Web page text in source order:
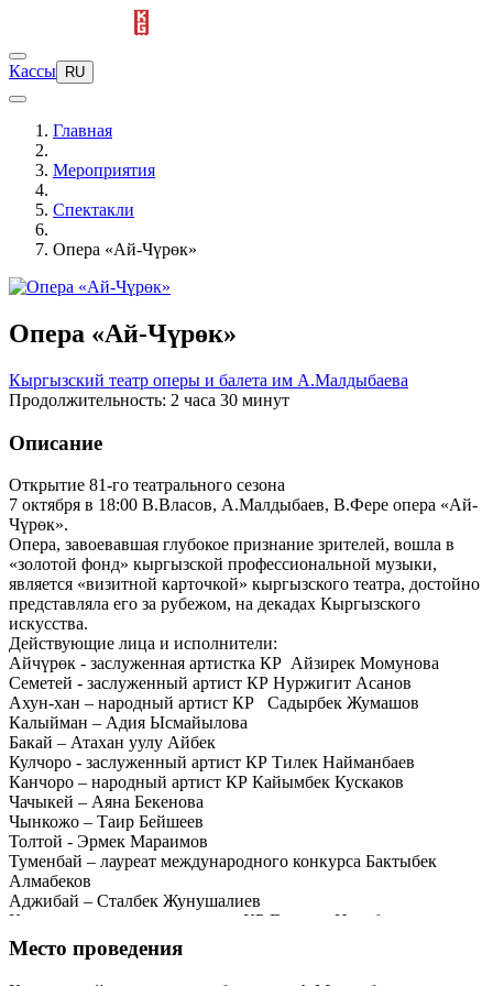
Кассы RU
Главная
Мероприятия
Спектакли
Опера «Ай-Чүрөк»
Опера «Ай-Чүрөк»
Кыргызский театр оперы и балета им А.Малдыбаева
Продолжительность: 2 часа 30 минут
Описание
Открытие 81-го театрального сезона
7 октября в 18:00 В.Власов, А.Малдыбаев, В.Фере опера «Ай-
Чүрөк».
Опера, завоевавшая глубокое признание зрителей, вошла в
«золотой фонд» кыргызской профессиональной музыки,
является «визитной карточкой» кыргызского театра, достойно
представляла его за рубежом, на декадах Кыргызского
искусства.
Действующие лица и исполнители:
Айчүрөк - заслуженная артистка КР Айзирек Момунова
Семетей - заслуженный артист КР Нуржигит Асанов
Ахун-хан – народный артист КР Садырбек Жумашов
Калыйман – Адия Ысмайылова
Бакай – Атахан уулу Айбек
Кулчоро - заслуженный артист КР Тилек Найманбаев
Канчоро – народный артист КР Кайымбек Кускаков
Чачыкей – Аяна Бекенова
Чынкожо – Таир Бейшеев
Толтой - Эрмек Мараимов
Туменбай – лауреат международного конкурса Бактыбек
Алмабеков
Аджибай – Сталбек Жунушалиев
Келин – заслуженная артистка КР Гульнур Ниязбаева
Жарчы – Мурат Дербишалиев
Дирижер – народный артист КР Жумакадыр Каниметов
Место проведения